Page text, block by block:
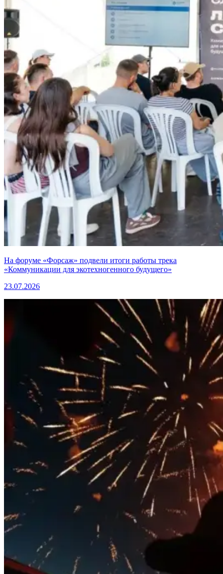
На форуме «Форсаж» подвели итоги работы трека
«Коммуникации для экотехногенного будущего»
23.07.2026